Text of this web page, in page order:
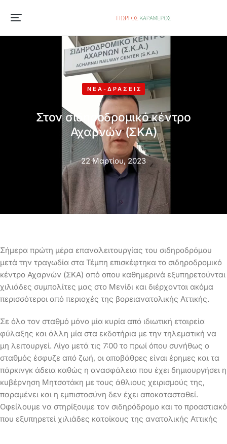
ΝΈΑ-ΔΡΆΣΕΙΣ
Στον σιδηροδρομικό κέντρο
Αχαρνών (ΣΚΑ)
22 Μαρτίου, 2023
Σήμερα πρώτη μέρα επαναλειτουργίας του σιδηροδρόμου
μετά την τραγωδία στα Τέμπη επισκέφτηκα το σιδηροδρομικό
κέντρο Αχαρνών (ΣΚΑ) από οπου καθημερινά εξυπηρετούνται
χιλιάδες συμπολίτες μας στο Μενίδι και διέρχονται ακόμα
περισσότεροι από περιοχές της βορειανατολικής Αττικής.
Σε όλο τον σταθμό μόνο μία κυρία από ιδιωτική εταιρεία
φύλαξης και άλλη μία στα εκδοτήρια με την τηλεματική να
μη λειτουργεί. Λίγο μετά τις 7:00 το πρωί όπου συνήθως ο
σταθμός έσφυζε από ζωή, οι αποβάθρες είναι έρημες και τα
πάρκινγκ άδεια καθώς η ανασφάλεια που έχει δημιουργήσει η
κυβέρνηση Μητσοτάκη με τους άθλιους χειρισμούς της,
παραμένει και η εμπιστοσύνη δεν έχει αποκατασταθεί.
Οφείλουμε να στηρίξουμε τον σιδηρόδρομο και το προαστιακό
που εξυπηρετεί χιλιάδες κατοίκους της ανατολικής Αττικής